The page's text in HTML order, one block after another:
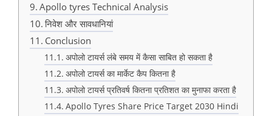
Apollo tyres Technical Analysis
निवेश और सावधानियां
Conclusion
अपोलो टायर्स लंबे समय में कैसा साबित हो सकता है
अपोलो टायर्स का मार्केट कैप कितना है
अपोलो टायर्स प्रतिवर्ष कितना प्रतिशत का मुनाफा करता है
Apollo Tyres Share Price Target 2030 Hindi